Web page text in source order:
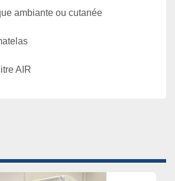
ambiante ou cutanée
AIR